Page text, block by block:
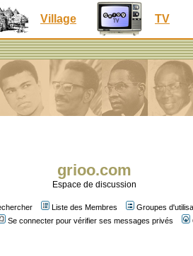
Village TV
grioo.com
Espace de discussion
Liste des Membres Groupes
Se connecter pour vérifier ses messages privés